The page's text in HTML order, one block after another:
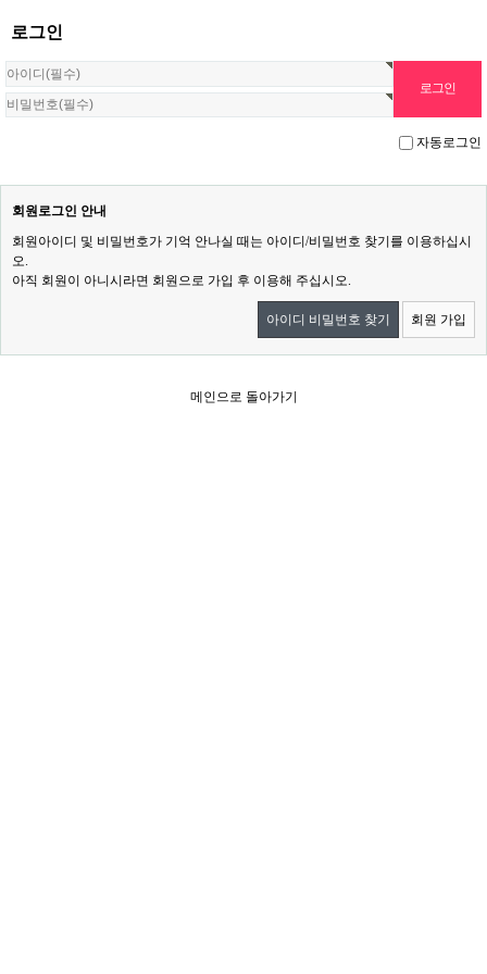
로그인
자동로그인
회원로그인 안내
회원아이디 및 비밀번호가 기억 안나실 때는 아이디/비밀번호 찾기를 이용하십시
오.
아직 회원이 아니시라면 회원으로 가입 후 이용해 주십시오.
아이디 비밀번호 찾기 회원 가입
메인으로 돌아가기